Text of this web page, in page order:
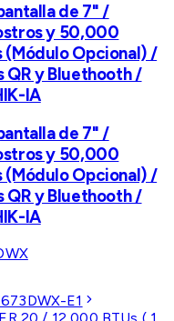
de 7" /
y 50,000
Opcional) /
QR y Bluethooth /
IA
de 7" /
y 50,000
Opcional) /
QR y Bluethooth /
IA
E1